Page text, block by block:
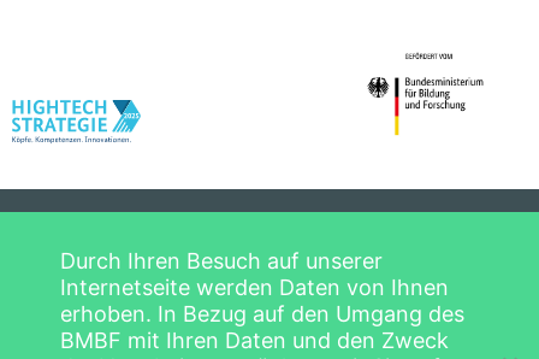
Startseite
Hightech-Forum
Mitglieder
Beratungsthemen
Datenschutzerklärung
Impressum
Copyright © 2026
Hightech-Forum
Durch Ihren Besuch auf unserer
Internetseite werden Daten von Ihnen
erhoben. In Bezug auf den Umgang des
BMBF mit Ihren Daten und den Zweck